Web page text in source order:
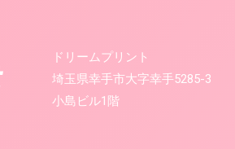
ドリームプリント
埼玉県幸手市大字幸手5285-3
小島ビル1階